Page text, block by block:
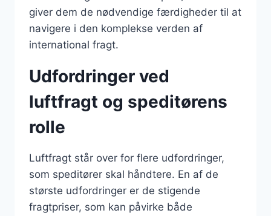
giver dem de nødvendige færdigheder til at
navigere i den komplekse verden af
international fragt.
Udfordringer ved
luftfragt og speditørens
rolle
Luftfragt står over for flere udfordringer,
som speditører skal håndtere. En af de
største udfordringer er de stigende
fragtpriser, som kan påvirke både